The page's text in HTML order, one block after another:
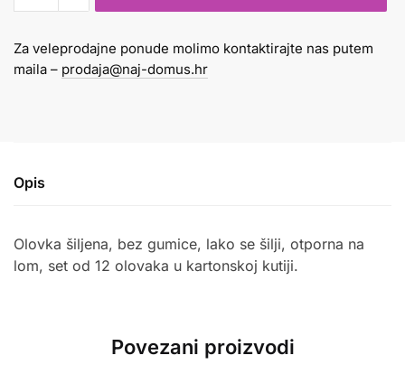
5B
1/12
Connect
Za veleprodajne ponude molimo kontaktirajte nas putem
maila – prodaja@naj-domus.hr
Opis
Olovka šiljena, bez gumice, lako se šilji, otporna na
lom, set od 12 olovaka u kartonskoj kutiji.
Povezani proizvodi